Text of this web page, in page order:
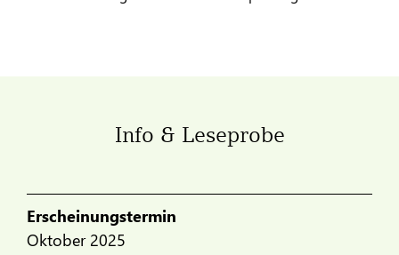
Info & Leseprobe
Erscheinungstermin
Oktober 2025